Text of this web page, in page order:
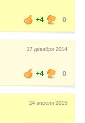
+4
0
17 декабря 2014
+4
0
24 апреля 2015